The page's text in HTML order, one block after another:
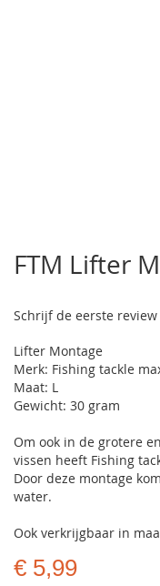
het
begin
de
gallerij
FTM Lifter
Schrijf de eerste
Lifter Montage
Merk: Fishing tackle
Maat: L
Gewicht: 30 gram
Om ook in de grotere
vissen heeft Fishing
Door deze montage
water.
Ook verkrijgbaar in
€ 5,99